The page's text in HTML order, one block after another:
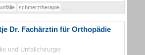
schmerztherapie
Dr. Fachärztin für Orthopädie
und Unfallchirurgie